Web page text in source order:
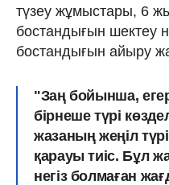
түзеу жұмыстары, 6
бостандығын шектеу
бостандығын айыру
"Заң бойынша,
бірнеше түрі
жазаның жеңіл
қарауы тиіс. Бұл
негіз болмаған